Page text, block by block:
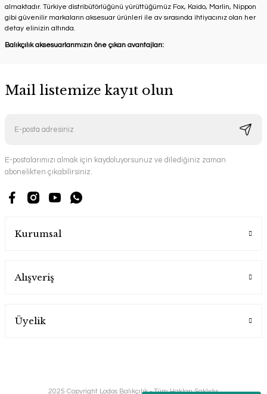
almaktadır. Türkiye distribütörlüğünü yürüttüğümüz Fox, Kaido, Marlin, Nippon
gibi güvenilir markaların aksesuar ürünleri ile av sırasında ihtiyacınız olan her
detay elinizin altında.
Balıkçılık aksesuarlarımızın öne çıkan avantajları:
Mail listemize kayıt olun
E-postalarımızı almak için kaydoluyorsunuz ve dilediğiniz zaman
abonelikten çıkabilirsiniz.
Kurumsal
Alışveriş
Üyelik
2025 Copyright Lodos Balıkçılık - Tüm Hakları Saklıdır.